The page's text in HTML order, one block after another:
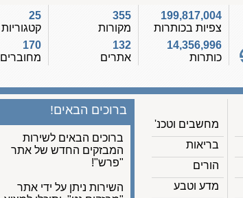
199,817,004
צפיות בכותרות
14,356,996
כותרות
355
מקורות
132
אתרים
25
קטגוריות
170
מחוברים
מחשבים וטכנ'
בריאות
הורים
מדע וטבע
ברוכים הבאים!
ברוכים הבאים לשירות
המבזקים החדש של אתר
"פרש"!
השירות ניתן על ידי אתר